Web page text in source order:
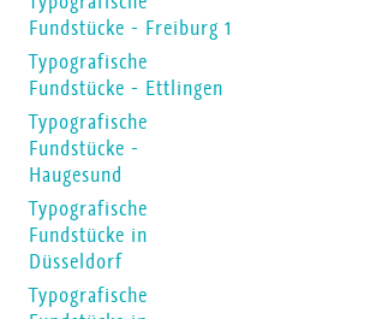
Fundstücke - Freiburg 1
Typografische
Fundstücke - Ettlingen
Typografische
Fundstücke -
Haugesund
Typografische
Fundstücke in
Düsseldorf
Typografische